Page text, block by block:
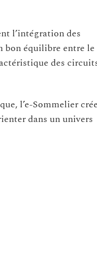
l’intégration des
bon équilibre entre le
des
l’e-Sommelier crée
dans un univers